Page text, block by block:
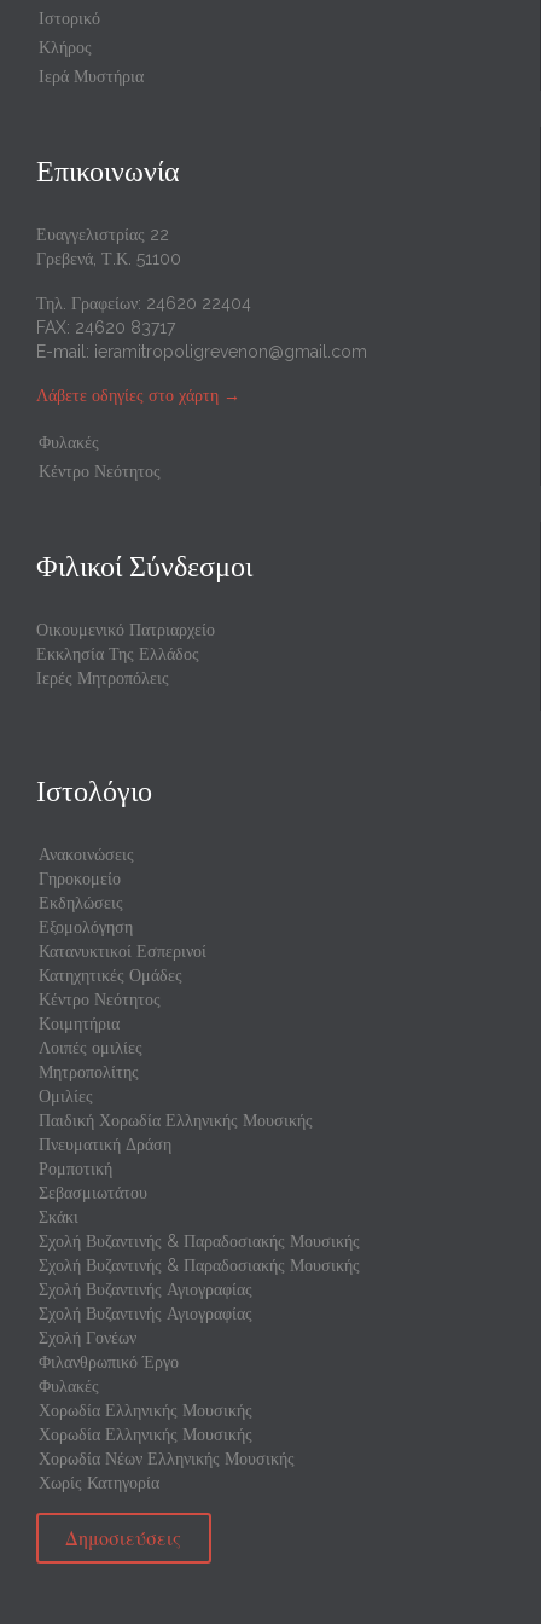
Ιστορικό
Κλήρος
Ιερά Μυστήρια
Επικοινωνία
Ευαγγελιστρίας 22
Γρεβενά, Τ.Κ. 51100
Τηλ. Γραφείων: 24620 22404
FAX: 24620 83717
E-mail: ieramitropoligrevenon@gmail.com
Λάβετε οδηγίες στο χάρτη →
Φυλακές
Κέντρο Νεότητος
Φιλικοί Σύνδεσμοι
Οικουμενικό Πατριαρχείο
Εκκλησία Της Ελλάδος
Ιερές Μητροπόλεις
Ιστολόγιο
Ανακοινώσεις
Γηροκομείο
Εκδηλώσεις
Εξομολόγηση
Κατανυκτικοί Εσπερινοί
Κατηχητικές Ομάδες
Κέντρο Νεότητος
Κοιμητήρια
Λοιπές ομιλίες
Μητροπολίτης
Ομιλίες
Παιδική Χορωδία Ελληνικής Μουσικής
Πνευματική Δράση
Ρομποτική
Σεβασμιωτάτου
Σκάκι
Σχολή Βυζαντινής & Παραδοσιακής Μουσικής
Σχολή Βυζαντινής & Παραδοσιακής Μουσικής
Σχολή Βυζαντινής Αγιογραφίας
Σχολή Βυζαντινής Αγιογραφίας
Σχολή Γονέων
Φιλανθρωπικό Έργο
Φυλακές
Χορωδία Ελληνικής Μουσικής
Χορωδία Ελληνικής Μουσικής
Χορωδία Νέων Ελληνικής Μουσικής
Χωρίς Κατηγορία
Δημοσιεύσεις